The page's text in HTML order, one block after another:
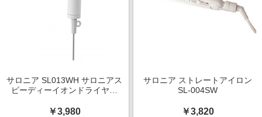
サロニア SL013WH サロニアス
ピーディーイオンドライヤー
￥3,980
サロニア ストレートアイロン
SL-004SW
￥3,820